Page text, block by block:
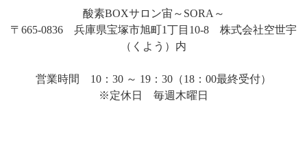
酸素BOXサロン宙～SORA～
〒665-0836 兵庫県宝塚市旭町1丁目10-8 株式会社空世宇
（くよう）内
営業時間 10：30 ～ 19：30（18：00最終受付）
※定休日 毎週木曜日